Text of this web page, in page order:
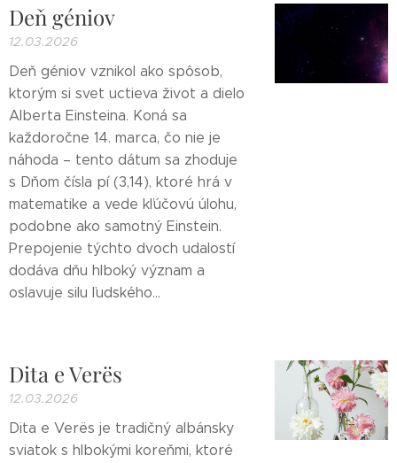
Deň géniov
12.03.2026
Deň géniov vznikol ako spôsob,
ktorým si svet uctieva život a dielo
Alberta Einsteina. Koná sa
každoročne 14. marca, čo nie je
náhoda – tento dátum sa zhoduje
s Dňom čísla pí (3,14), ktoré hrá v
matematike a vede kľúčovú úlohu,
podobne ako samotný Einstein.
Prepojenie týchto dvoch udalostí
dodáva dňu hlboký význam a
oslavuje silu ľudského...
Dita e Verës
12.03.2026
Dita e Verës je tradičný albánsky
sviatok s hlbokými koreňmi, ktoré